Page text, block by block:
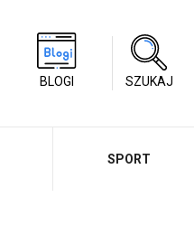
BLOGI SZUKAJ
SPORT